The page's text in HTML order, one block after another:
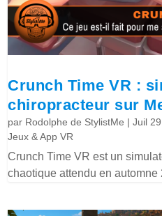
Crunch Time VR :
chiropracteur sur
par Rodolphe de StylistMe |Juil
Jeux & App VR
Crunch Time VR est un
chaotique attendu en automne